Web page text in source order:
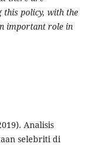
this policy, with the
important role in
Analisis
selebriti di